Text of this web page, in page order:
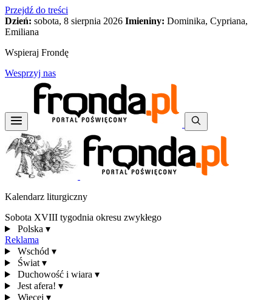
Przejdź do treści
Dzień: sobota, 8 sierpnia 2026 Imieniny: Dominika, Cypriana,
Emiliana
Wspieraj Frondę
Wesprzyj nas
Kalendarz liturgiczny
Sobota XVIII tygodnia okresu zwykłego
Polska ▾
Reklama
Wschód ▾
Świat ▾
Duchowość i wiara ▾
Jest afera! ▾
Więcej ▾